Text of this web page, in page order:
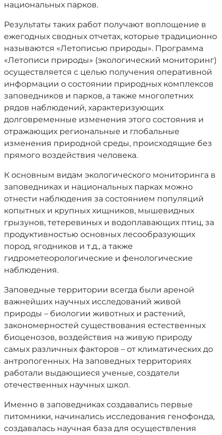
национальных парков.
Результаты таких работ получают воплощение в
ежегодных сводных отчетах, которые традиционно
называются «Летописью природы». Программа
«Летописи природы» (экологический мониторинг)
осуществляется с целью получения оперативной
информации о состоянии природных комплексов
заповедников и парков, а также многолетних
рядов наблюдений, характеризующих
долговременные изменения этого состояния и
отражающих региональные и глобальные
изменения природной среды, происходящие без
прямого воздействия человека.
К основным видам экологического мониторинга в
заповедниках и национальных парках можно
отнести наблюдения за состоянием популяций
копытных и крупных хищников, мышевидных
грызунов, тетеревиных и водоплавающих птиц, за
продуктивностью основных лесообразующих
пород, ягодников и т.д., а также
гидрометеорологические и фенологические
наблюдения.
Заповедные территории всегда были ареной
важнейших научных исследований живой
природы – биологии животных и растений,
закономерностей существования естественных
биоценозов, воздействия на живую природу
самых различных факторов – от климатических до
антропогенных. На заповедных территориях
работали выдающиеся ученые, создатели
отечественных научных школ.
Именно в заповедниках создавались первые
питомники, начинались исследования генофонда,
создавалась научная база для осуществления